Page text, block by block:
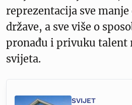
reprezentacija sve
države, a sve više o
pronađu i privuku talent
svijeta.
SVIJET